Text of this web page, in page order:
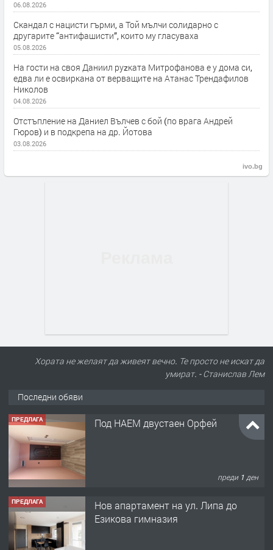
06.08.2026
Скандал с нацисти гърми, а Той мълчи солидарно с
другарите “антифашисти”, които му гласуваха
05.08.2026
На гости на своя Даниил руzката Митрофанова е у дома си,
едва ли е освиркана от верващите на Атанас Трендафилов
Николов
04.08.2026
Отстъпление на Даниел Вълчев с бой (по врага Андрей
Гюров) и в подкрепа на др. Йотова
03.08.2026
ivo.bg
Хората не желаят да живеят вечно. Те просто не искат да
умират. - Станислав Лем
Последни обяви
ПРЕДЛАГА Под НАЕМ двустаен Орфей
преди 1 ден
ПРЕДЛАГА
Нов апартамент на ул. Липа до
Езикова гимназия